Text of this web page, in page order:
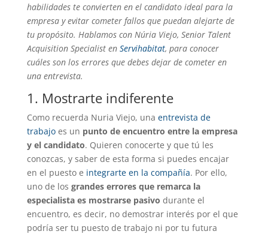
habilidades te convierten en el candidato ideal para la
empresa y evitar cometer fallos que puedan alejarte de
tu propósito. Hablamos con Núria Viejo, Senior Talent
Acquisition Specialist en Servihabitat, para conocer
cuáles son los errores que debes dejar de cometer en
una entrevista.
1. Mostrarte indiferente
Como recuerda Nuria Viejo, una entrevista de
trabajoes un punto de encuentro entre la empresa
y el candidato. Quieren conocerte y que tú les
conozcas, y saber de esta forma si puedes encajar
en el puesto e integrarte en la compañía. Por ello,
uno de los grandes errores que remarca la
especialista es mostrarse pasivo durante el
encuentro, es decir, no demostrar interés por el que
podría ser tu puesto de trabajo ni por tu futura